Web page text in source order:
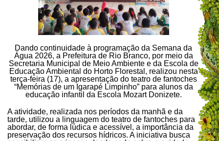
Dando continuidade à programação da Semana da
Água 2026, a Prefeitura de Rio Branco, por meio da
Secretaria Municipal de Meio Ambiente e da Escola de
Educação Ambiental do Horto Florestal, realizou nesta
terça-feira (17), a apresentação do teatro de fantoches
“Memórias de um Igarapé Limpinho” para alunos da
educação infantil da Escola Mozart Donizete.
A atividade, realizada nos períodos da manhã e da
tarde, utilizou a linguagem do teatro de fantoches para
abordar, de forma lúdica e acessível, a importância da
preservação dos recursos hídricos. A iniciativa busca